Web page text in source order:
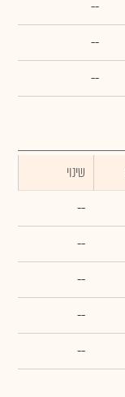
--
--
--
שינוי
--
--
--
--
--